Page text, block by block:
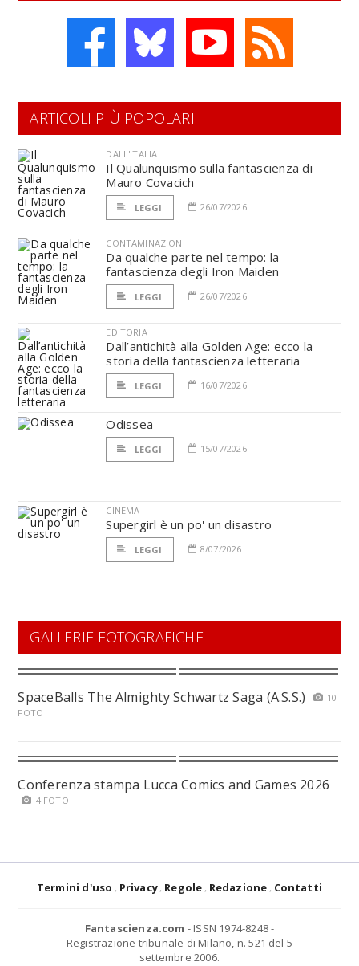
ARTICOLI PIÙ POPOLARI
DALL'ITALIA
Il Qualunquismo sulla fantascienza di
Mauro Covacich
LEGGI 26/07/2026
CONTAMINAZIONI
Da qualche parte nel tempo: la
fantascienza degli Iron Maiden
LEGGI 26/07/2026
EDITORIA
Dall’antichità alla Golden Age: ecco la
storia della fantascienza letteraria
LEGGI 16/07/2026
Odissea
LEGGI 15/07/2026
CINEMA
Supergirl è un po' un disastro
LEGGI 8/07/2026
GALLERIE FOTOGRAFICHE
SpaceBalls The Almighty Schwartz Saga (A.S.S.)
10
FOTO
Conferenza stampa Lucca Comics and Games 2026
4 FOTO
Termini d'uso Privacy Regole Redazione Contatti
Fantascienza.com - ISSN 1974-8248 -
Registrazione tribunale di Milano, n. 521 del 5
settembre 2006.